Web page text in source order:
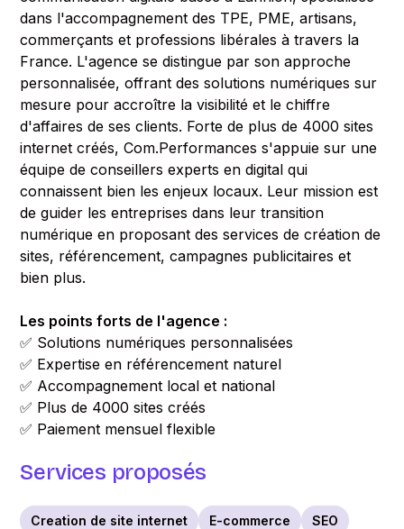
dans l'accompagnement des TPE, PME, artisans,
commerçants et professions libérales à travers la
France. L'agence se distingue par son approche
personnalisée, offrant des solutions numériques sur
mesure pour accroître la visibilité et le chiffre
d'affaires de ses clients. Forte de plus de 4000 sites
internet créés, Com.Performances s'appuie sur une
équipe de conseillers experts en digital qui
connaissent bien les enjeux locaux. Leur mission est
de guider les entreprises dans leur transition
numérique en proposant des services de création de
sites, référencement, campagnes publicitaires et
bien plus.
Les points forts de l'agence :
✅ Solutions numériques personnalisées
✅ Expertise en référencement naturel
✅ Accompagnement local et national
✅ Plus de 4000 sites créés
✅ Paiement mensuel flexible
Services proposés
Creation de site internet E-commerce
SEO